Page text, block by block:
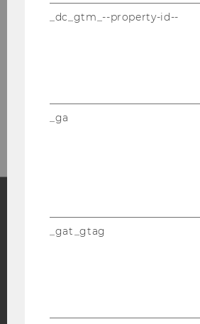
IT-SERVICES
Welt­han­dels­platz 1
1020 Wien
Facebook
_dc_gtm_--property-id--
_ga
_gat_gtag